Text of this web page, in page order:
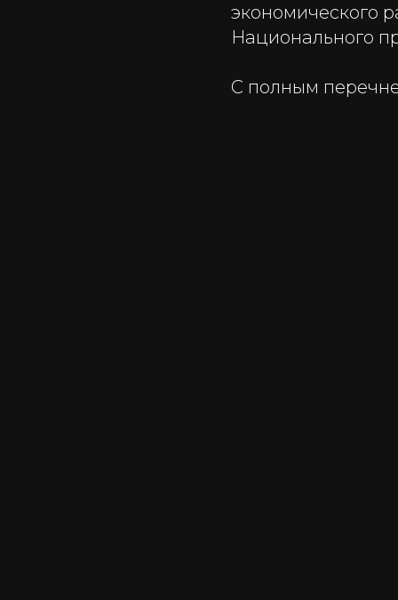
экономического
Национального
С полным